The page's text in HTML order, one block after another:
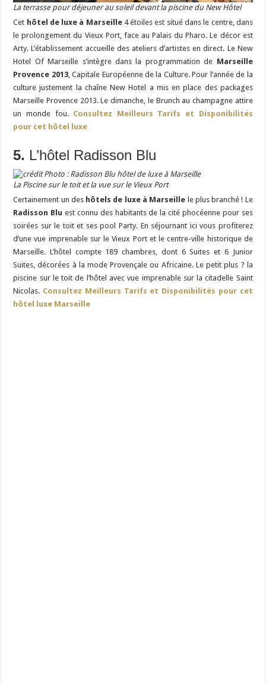
La terrasse pour déjeuner au soleil devant la piscine du New Hôtel
Cet hôtel de luxe à Marseille4 étoiles est situé dans le centre, dans
le prolongement du Vieux Port, face au Palais du Pharo. Le décor est
Arty. L’établissement accueille des ateliers d’artistes en direct. Le New
Hotel Of Marseille s’intègre dans la programmation de Marseille
Provence 2013, Capitale Européenne de la Culture. Pour l’année de la
culture justement la chaîne New Hotel a mis en place des packages
Marseille Provence 2013. Le dimanche, le Brunch au champagne attire
un monde fou. Consultez Meilleurs Tarifs et Disponibilités
pour cet hôtel luxe
5. L’hôtel Radisson Blu
La Piscine sur le toit et la vue sur le Vieux Port
Certainement un des hôtels de luxe à Marseille le plus branché ! Le
Radisson Blu est connu des habitants de la cité phocéenne pour ses
soirées sur le toit et ses pool Party. En séjournant ici vous profiterez
d’une vue imprenable sur le Vieux Port et le centre-ville historique de
Marseille. L’hôtel compte 189 chambres, dont 6 Suites et 6 Junior
Suites, décorées à la mode Provençale ou Africaine. Le petit plus ? la
piscine sur le toit de l’hôtel avec vue imprenable sur la citadelle Saint
Nicolas. Consultez Meilleurs Tarifs et Disponibilités pour cet
hôtel luxe Marseille